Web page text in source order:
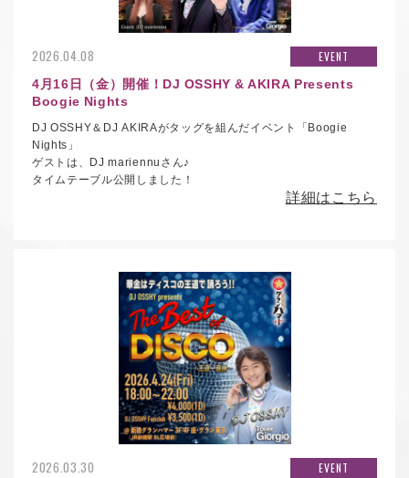
2026.04.08 EVENT
4月16日（金）開催！DJ OSSHY & AKIRA Presents
Boogie Nights
DJ OSSHY＆DJ AKIRAがタッグを組んだイベント
「Boogie
Nights」
ゲストは、DJmariennu さん♪
タイムテーブル公開しました！
詳細はこちら
2026.03.30 EVENT